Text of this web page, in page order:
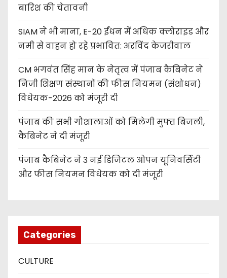
बारिश की चेतावनी
SIAM ने भी माना, E-20 ईंधन में अधिक क्लोराइड और
नमी से वाहन हो रहे प्रभावित: अरविंद केजरीवाल
CM भगवंत सिंह मान के नेतृत्व में पंजाब कैबिनेट ने
निजी शिक्षण संस्थानों की फीस नियमन (संशोधन)
विधेयक-2026 को मंजूरी दी
पंजाब की सभी गौशालाओं को मिलेगी मुफ्त बिजली,
कैबिनेट ने दी मंजूरी
पंजाब कैबिनेट ने 3 नई डिजिटल ओपन यूनिवर्सिटी
और फीस नियमन विधेयक को दी मंजूरी
Categories
CULTURE